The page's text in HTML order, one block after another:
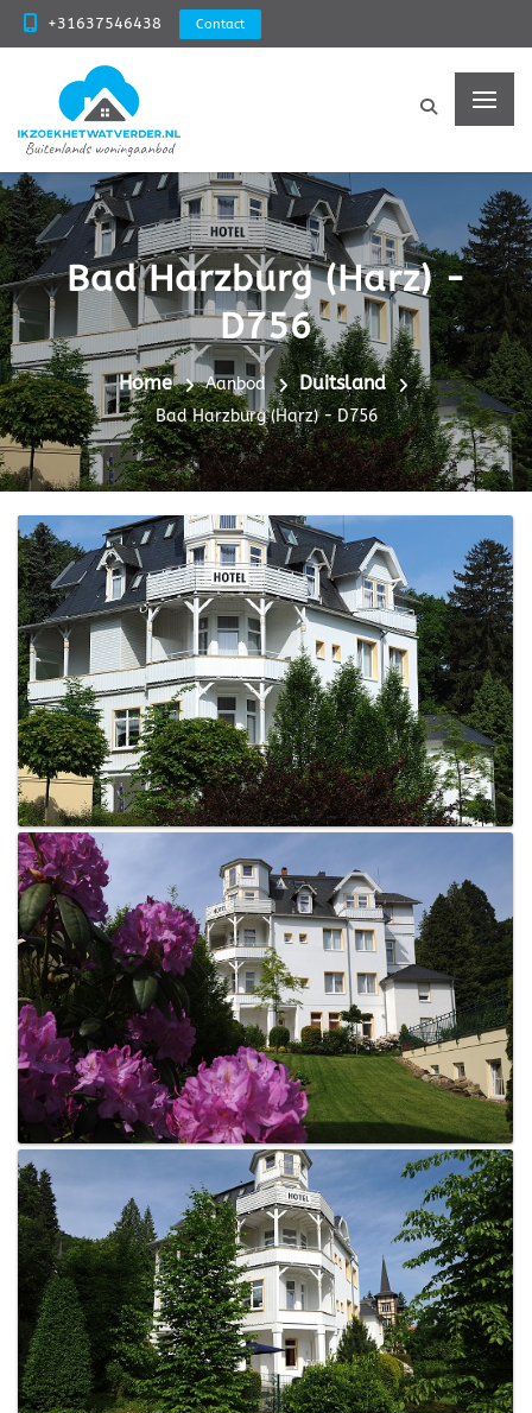
+31637546438 Contact
Bad Harzburg (Harz) -
D756
Home Aanbod Duitsland
Bad Harzburg (Harz) - D756